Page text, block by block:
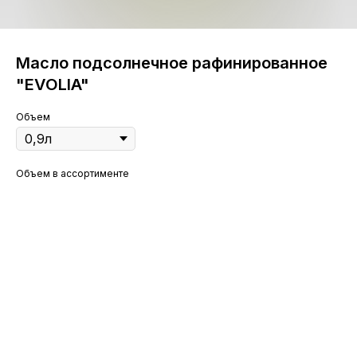
Масло подсолнечное рафинированное
"EVOLIA"
Объем
Объем в ассортименте